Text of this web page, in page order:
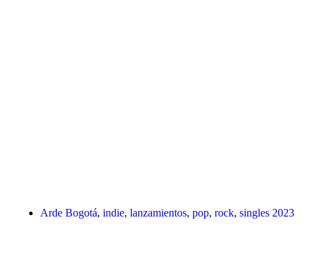
Arde Bogotá, indie, lanzamientos, pop, rock, singles 2023